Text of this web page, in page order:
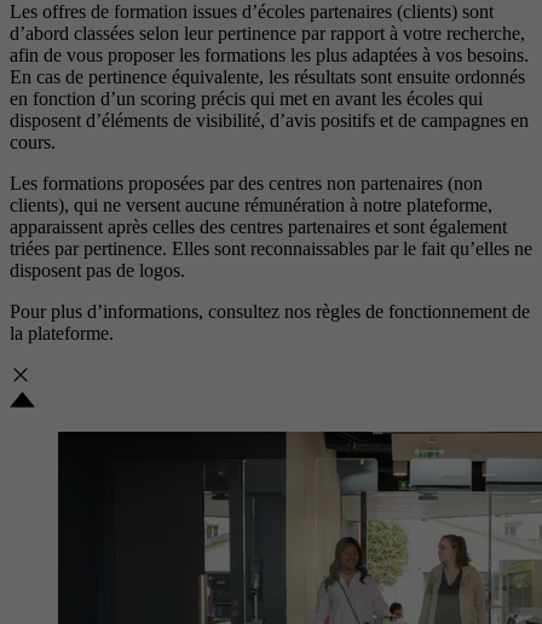
Les offres de formation issues d’écoles partenaires (clients) sont
d’abord classées selon leur pertinence par rapport à votre recherche,
afin de vous proposer les formations les plus adaptées à vos besoins.
En cas de pertinence équivalente, les résultats sont ensuite ordonnés
en fonction d’un scoring précis qui met en avant les écoles qui
disposent d’éléments de visibilité, d’avis positifs et de campagnes en
cours.
Les formations proposées par des centres non partenaires (non
clients), qui ne versent aucune rémunération à notre plateforme,
apparaissent après celles des centres partenaires et sont également
triées par pertinence. Elles sont reconnaissables par le fait qu’elles ne
disposent pas de logos.
Pour plus d’informations, consultez nos règles de fonctionnement de
la plateforme.